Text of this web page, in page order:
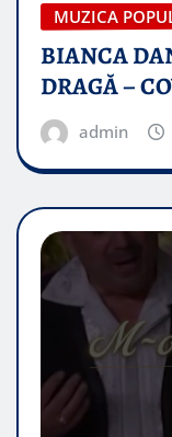
MUZICA
BIANCA
DRAGĂ –
admin